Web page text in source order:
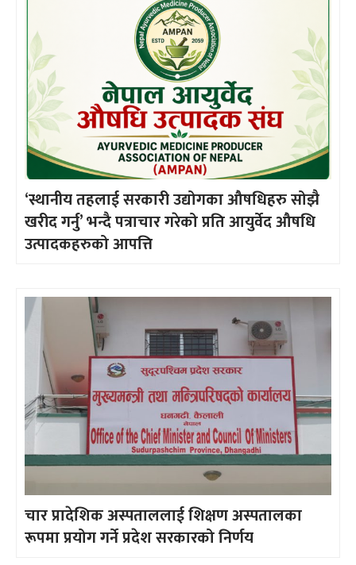
‘स्थानीय तहलाई सरकारी उद्योगका औषधिहरु सोझै
खरीद गर्नु’ भन्दै पत्राचार गरेको प्रति आयुर्वेद औषधि
उत्पादकहरुको आपत्ति
चार प्रादेशिक अस्पताललाई शिक्षण अस्पतालका
रूपमा प्रयोग गर्ने प्रदेश सरकारको निर्णय